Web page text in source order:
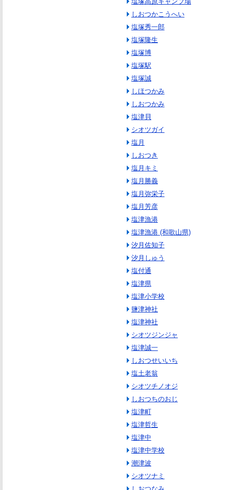
しおつかこうへい
塩塚秀一郎
塩塚隆生
塩塚博
塩塚駅
塩塚誠
しほつかみ
しおつかみ
塩津貝
シオツガイ
塩月
しおつき
塩月キミ
塩月勝義
塩月弥栄子
塩月芳彦
塩津漁港
塩津漁港 (和歌山県)
汐月佐知子
汐月しゅう
塩付通
塩津県
塩津小学校
鹽津神社
塩津神社
シオツジンジャ
塩津誠一
しおつせいいち
塩土老翁
シオツチノオジ
しおつちのおじ
塩津町
塩津哲生
塩津中
塩津中学校
潮津波
シオツナミ